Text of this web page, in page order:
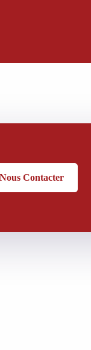
Nous Contacter